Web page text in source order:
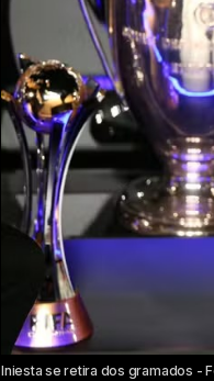
Iniesta se retira dos gramados -